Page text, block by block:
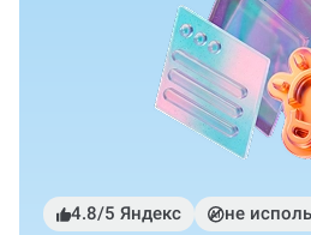
4.8/5 Яндекс не